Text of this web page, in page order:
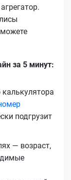
за 5 минут:
подгрузит
— возраст,